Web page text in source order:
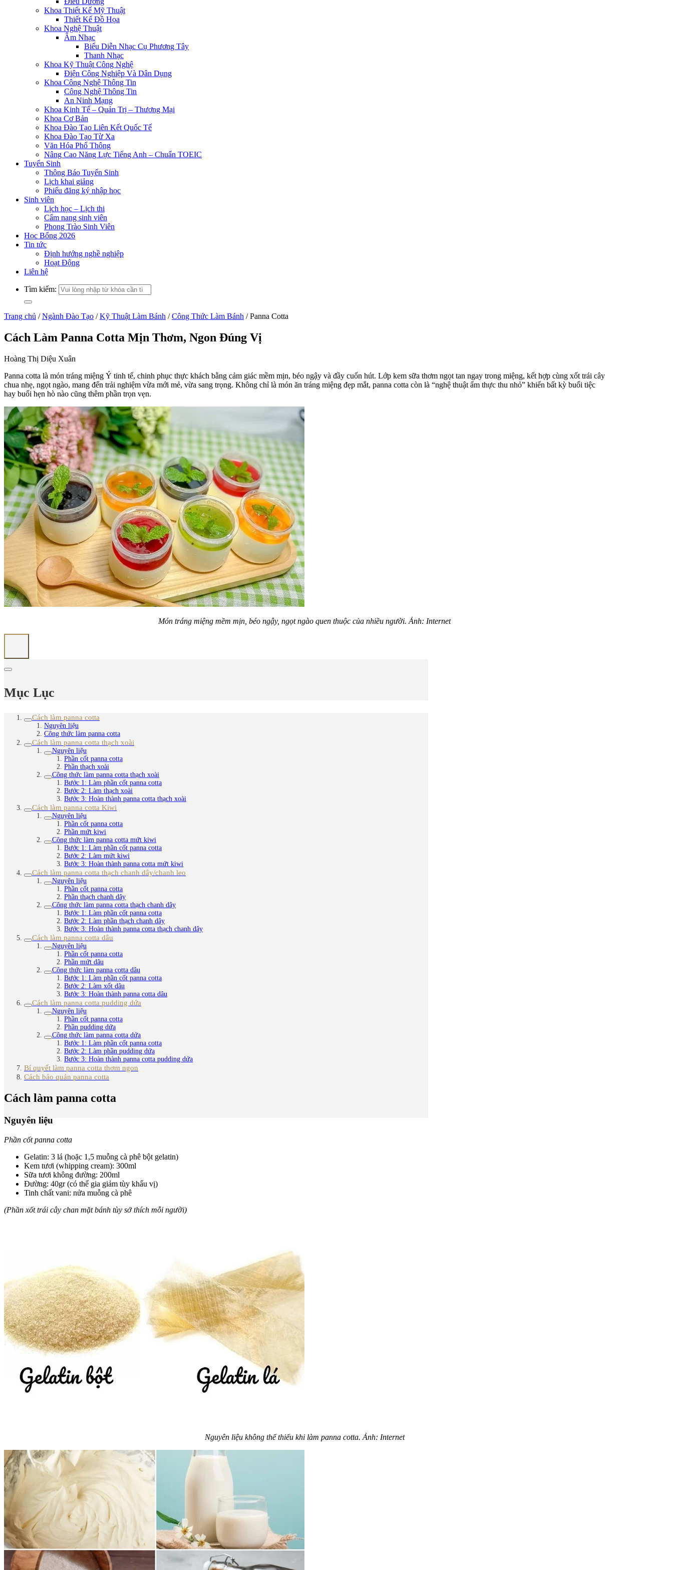
Khoa Thiết Kế Mỹ Thuật
Thiết Kế Đồ Họa
Khoa Nghệ Thuật
Âm Nhạc
Biểu Diễn Nhạc Cụ Phương Tây
Thanh Nhạc
Khoa Kỹ Thuật Công Nghệ
Điện Công Nghiệp Và Dân Dụng
Khoa Công Nghệ Thông Tin
Công Nghệ Thông Tin
An Ninh Mạng
Khoa Kinh Tế – Quản Trị – Thương Mại
Khoa Cơ Bản
Khoa Đào Tạo Liên Kết Quốc Tế
Khoa Đào Tạo Từ Xa
Văn Hóa Phổ Thông
Nâng Cao Năng Lực Tiếng Anh – Chuẩn TOEIC
Tuyển Sinh
Thông Báo Tuyển Sinh
Lịch khai giảng
Phiếu đăng ký nhập học
Sinh viên
Lịch học – Lịch thi
Cẩm nang sinh viên
Phong Trào Sinh Viên
Học Bổng 2026
Tin tức
Định hướng nghề nghiệp
Hoạt Động
Liên hệ
Tìm kiếm:
Trang chủ / Ngành Đào Tạo / Kỹ Thuật Làm Bánh / Công Thức Làm Bánh / Panna Cotta
Cách Làm Panna Cotta Mịn Thơm, Ngon Đúng Vị
Hoàng Thị Diệu Xuân
Panna cotta là món tráng miệng Ý tinh tế, chinh phục thực khách bằng cảm giác mềm mịn, béo ngậy và đầy cuốn hút. Lớp kem sữa thơm ngọt tan ngay trong miệng, kết hợp cùng xốt trái cây
chua nhẹ, ngọt ngào, mang đến trải nghiệm vừa mới mẻ, vừa sang trọng. Không chỉ là món ăn tráng miệng đẹp mắt, panna cotta còn là “nghệ thuật ẩm thực thu nhỏ” khiến bất kỳ buổi tiệc
hay buổi hẹn hò nào cũng thêm phần trọn vẹn.
Món tráng miệng mềm mịn, béo ngậy, ngọt ngào quen thuộc của nhiều người. Ảnh: Internet
Mục Lục
Cách làm panna cotta
Nguyên liệu
Công thức làm panna cotta
Cách làm panna cotta thạch xoài
Nguyên liệu
Phần cốt panna cotta
Phần thạch xoài
Công thức làm panna cotta thạch xoài
Bước 1: Làm phần cốt panna cotta
Bước 2: Làm thạch xoài
Bước 3: Hoàn thành panna cotta thạch xoài
Cách làm panna cotta Kiwi
Nguyên liệu
Phần cốt panna cotta
Phần mứt kiwi
Công thức làm panna cotta mứt kiwi
Bước 1: Làm phần cốt panna cotta
Bước 2: Làm mứt kiwi
Bước 3: Hoàn thành panna cotta mứt kiwi
Cách làm panna cotta thạch chanh dây/chanh leo
Nguyên liệu
Phần cốt panna cotta
Phần thạch chanh dây
Công thức làm panna cotta thạch chanh dây
Bước 1: Làm phần cốt panna cotta
Bước 2: Làm phần thạch chanh dây
Bước 3: Hoàn thành panna cotta thạch chanh dây
Cách làm panna cotta dâu
Nguyên liệu
Phần cốt panna cotta
Phần mứt dâu
Công thức làm panna cotta dâu
Bước 1: Làm phần cốt panna cotta
Bước 2: Làm xốt dâu
Bước 3: Hoàn thành panna cotta dâu
Cách làm panna cotta pudding dứa
Nguyên liệu
Phần cốt panna cotta
Phần pudding dứa
Công thức làm panna cotta dứa
Bước 1: Làm phần cốt panna cotta
Bước 2: Làm phần pudding dứa
Bước 3: Hoàn thành panna cotta pudding dứa
Bí quyết làm panna cotta thơm ngon
Cách bảo quản panna cotta
Cách làm panna cotta
Nguyên liệu
Phần cốt panna cotta
Gelatin: 3 lá (hoặc 1,5 muỗng cà phê bột gelatin)
Kem tươi (whipping cream): 300ml
Sữa tươi không đường: 200ml
Đường: 40gr (có thể gia giảm tùy khẩu vị)
Tinh chất vani: nửa muỗng cà phê
(Phần xốt trái cây chan mặt bánh tùy sở thích mỗi người)
Nguyên liệu không thể thiếu khi làm panna cotta. Ảnh: Internet